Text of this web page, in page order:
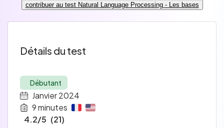
contribuer au test Natural Language Processing - Les bases
Détails du test
Débutant
Janvier 2024
9minutes
4.2/5 (21)